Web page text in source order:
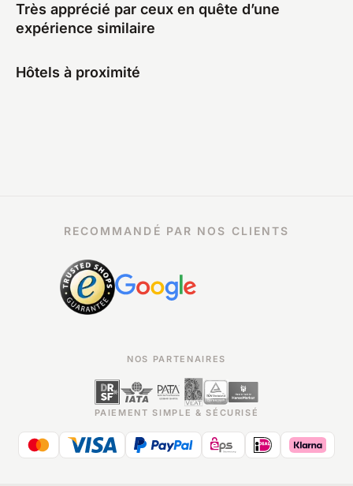
Très apprécié par ceux en quête d’une
expérience similaire
Hôtels à proximité
RECOMMANDÉ PAR NOS CLIENTS
NOS PARTENAIRES
PAIEMENT SIMPLE & SÉCURISÉ